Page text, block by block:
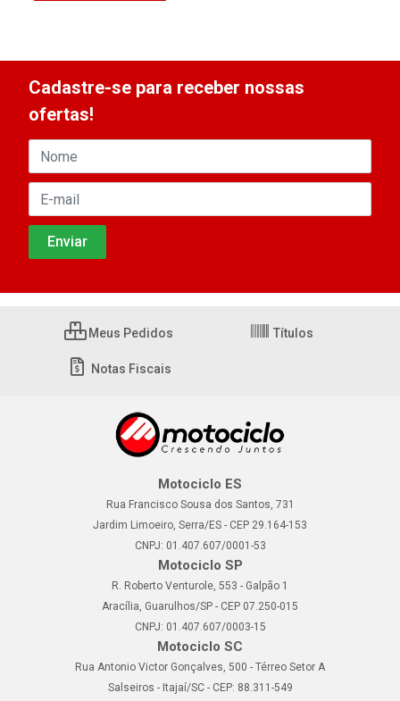
Cadastre-se para receber nossas
ofertas!
Meus Pedidos Títulos
Notas Fiscais
Motociclo ES
Rua Francisco Sousa dos Santos, 731
Jardim Limoeiro, Serra/ES - CEP 29.164-153
CNPJ: 01.407.607/0001-53
Motociclo SP
R. Roberto Venturole, 553 - Galpão 1
Aracília, Guarulhos/SP - CEP 07.250-015
CNPJ: 01.407.607/0003-15
Motociclo SC
Rua Antonio Victor Gonçalves, 500 - Térreo Setor A
Salseiros - Itajaí/SC - CEP: 88.311-549